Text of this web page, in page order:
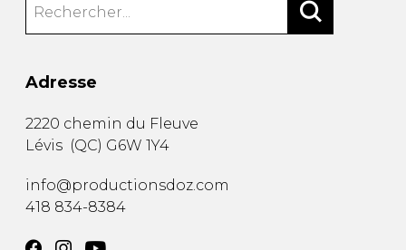
Adresse
2220 chemin du Fleuve
Lévis (QC) G6W 1Y4
info@productionsdoz.com
418 834-8384